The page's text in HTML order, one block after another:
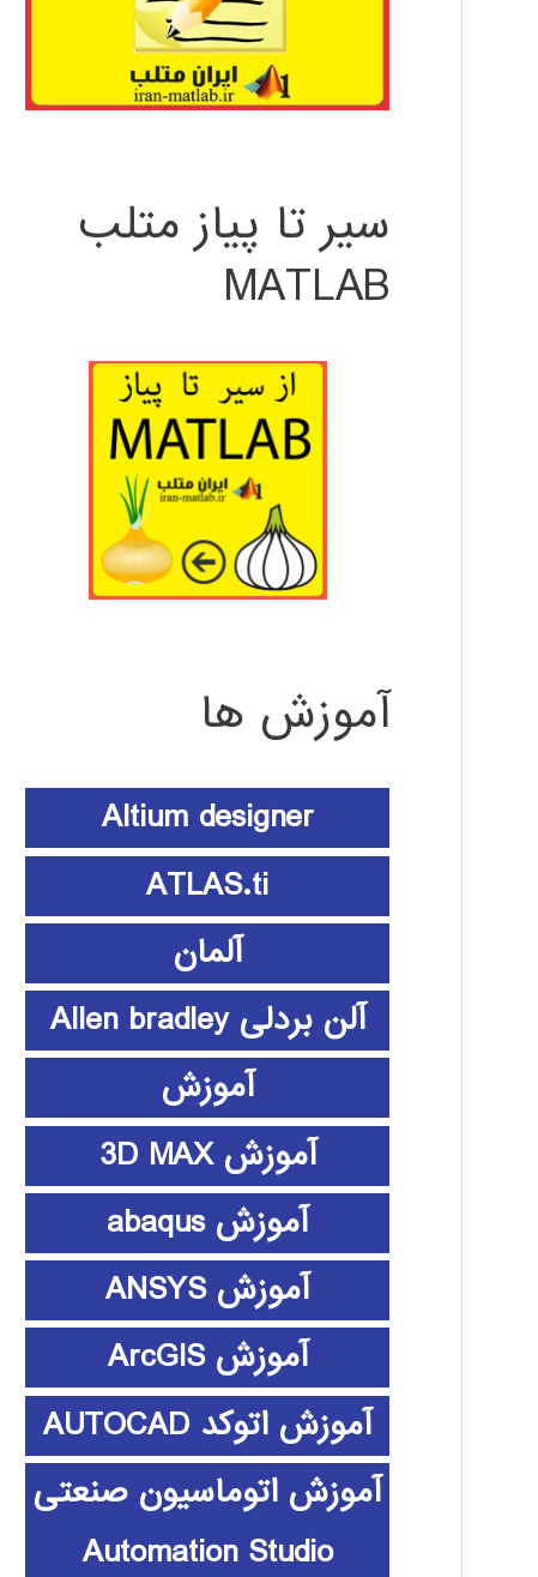
سیر تا پیاز متلب
MATLAB
آموزش ها
Altium designer
ATLAS.ti
آلمان
آلن بردلی Allen bradley
آموزش
آموزش 3D MAX
آموزش abaqus
آموزش ANSYS
آموزش ArcGIS
آموزش اتوکد AUTOCAD
آموزش اتوماسیون صنعتی
Automation Studio